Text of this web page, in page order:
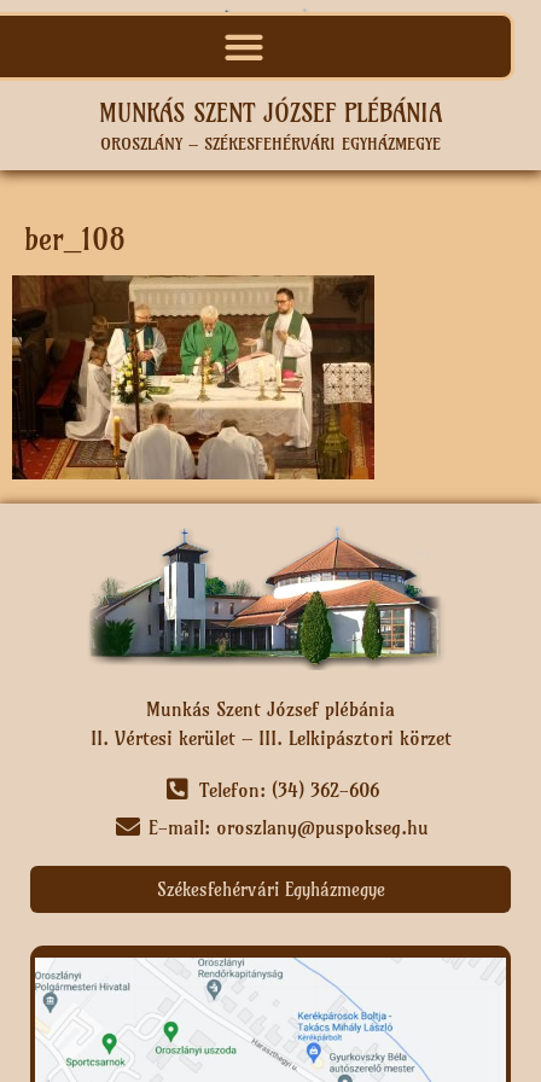
MUNKÁS SZENT JÓZSEF PLÉBÁNIA
OROSZLÁNY – SZÉKESFEHÉRVÁRI EGYHÁZMEGYE
ber_108
Munkás Szent József plébánia
II. Vértesi kerület – III. Lelkipásztori körzet
Telefon: (34) 362-606
E-mail: oroszlany@puspokseg.hu
Székesfehérvári Egyházmegye